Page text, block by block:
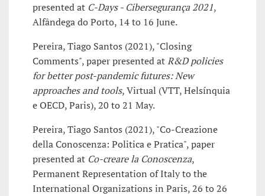
presented at C-Days - Cibersegurança 2021,
Alfândega do Porto, 14 to 16 June.
Pereira, Tiago Santos (2021), "Closing
Comments", paper presented atR&D policies
for better post-pandemic futures: New
approaches and tools, Virtual (VTT, Helsínquia
e OECD, Paris), 20 to 21 May.
Pereira, Tiago Santos (2021), "Co-Creazione
della Conoscenza: Politica e Pratica", paper
presented at Co-creare la Conoscenza,
Permanent Representation of Italy to the
International Organizations in Paris, 26 to 26